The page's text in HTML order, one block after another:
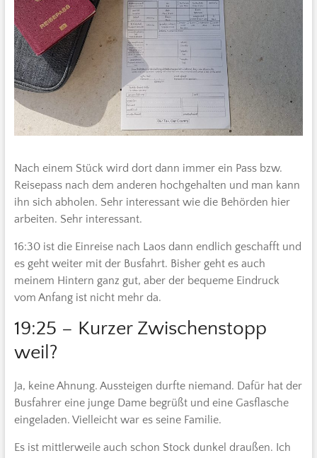
Nach einem Stück wird dort dann immer ein Pass bzw.
Reisepass nach dem anderen hochgehalten und man kann
ihn sich abholen. Sehr interessant wie die Behörden hier
arbeiten. Sehr interessant.
16:30 ist die Einreise nach Laos dann endlich geschafft und
es geht weiter mit der Busfahrt. Bisher geht es auch
meinem Hintern ganz gut, aber der bequeme Eindruck
vom Anfang ist nicht mehr da.
19:25 – Kurzer Zwischenstopp
weil?
Ja, keine Ahnung. Aussteigen durfte niemand. Dafür hat der
Busfahrer eine junge Dame begrüßt und eine Gasflasche
eingeladen. Vielleicht war es seine Familie.
Es ist mittlerweile auch schon Stock dunkel draußen. Ich